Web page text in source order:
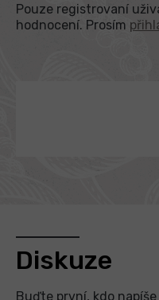
Pouze registrovaní
hodnocení. Prosím
Diskuze
Buďte první, kdo